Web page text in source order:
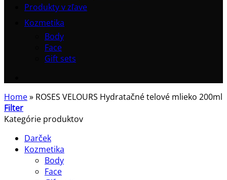
Produkty v zľave
Kozmetika
Body
Face
Gift sets
Home» ROSES VELOURS Hydratačné telové mlieko 200ml
Filter
Kategórie produktov
Darček
Kozmetika
Body
Face